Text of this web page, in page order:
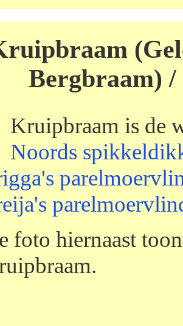
Bergbraam) /
Kruipbraam is de
Noords
foto hiernaast